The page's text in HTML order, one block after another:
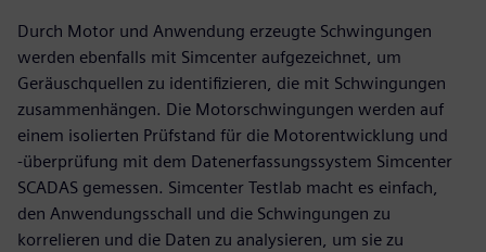
Durch Motor und Anwendung erzeugte Schwingungen
werden ebenfalls mit Simcenter aufgezeichnet, um
Geräuschquellen zu identifizieren, die mit Schwingungen
zusammenhängen. Die Motorschwingungen werden auf
einem isolierten Prüfstand für die Motorentwicklung und
-überprüfung mit dem Datenerfassungssystem Simcenter
SCADAS gemessen. Simcenter Testlab macht es einfach,
den Anwendungsschall und die Schwingungen zu
korrelieren und die Daten zu analysieren, um sie zu